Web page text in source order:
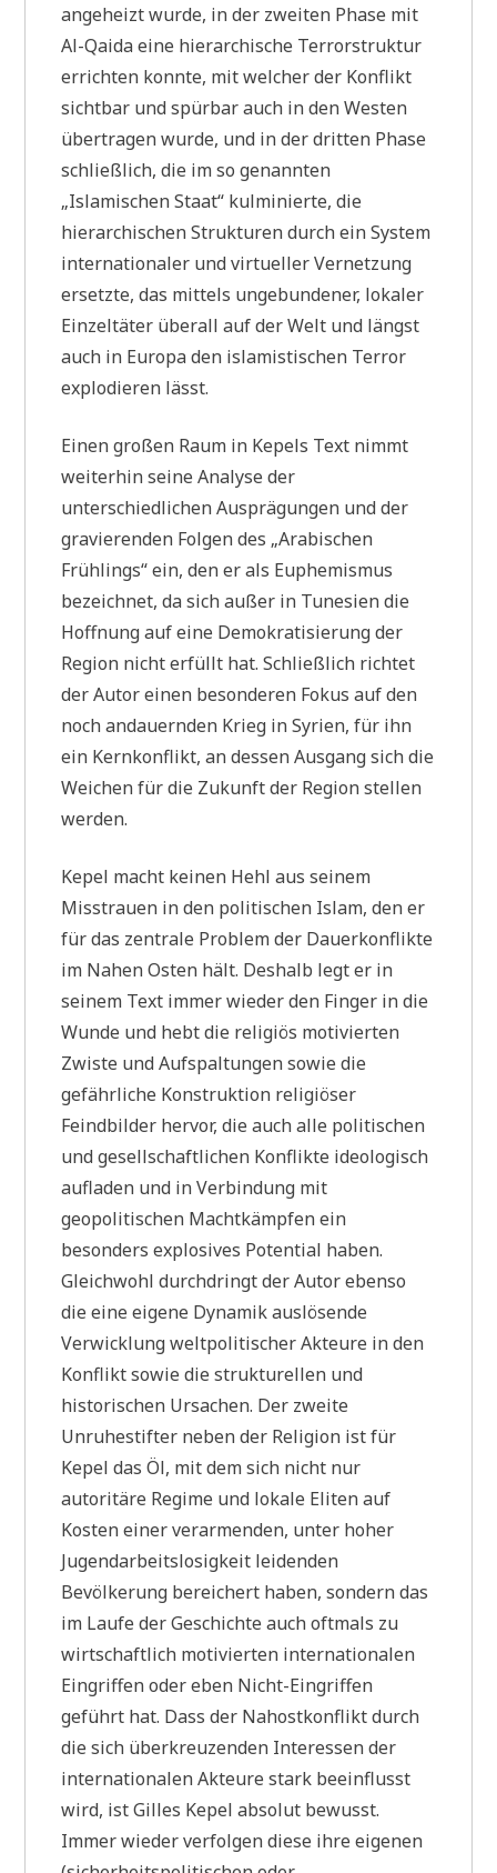
angeheizt wurde, in der zweiten Phase mit
Al-Qaida eine hierarchische Terrorstruktur
errichten konnte, mit welcher der Konflikt
sichtbar und spürbar auch in den Westen
übertragen wurde, und in der dritten Phase
schließlich, die im so genannten
„Islamischen Staat“ kulminierte, die
hierarchischen Strukturen durch ein System
internationaler und virtueller Vernetzung
ersetzte, das mittels ungebundener, lokaler
Einzeltäter überall auf der Welt und längst
auch in Europa den islamistischen Terror
explodieren lässt.
Einen großen Raum in Kepels Text nimmt
weiterhin seine Analyse der
unterschiedlichen Ausprägungen und der
gravierenden Folgen des „Arabischen
Frühlings“ ein, den er als Euphemismus
bezeichnet, da sich außer in Tunesien die
Hoffnung auf eine Demokratisierung der
Region nicht erfüllt hat. Schließlich richtet
der Autor einen besonderen Fokus auf den
noch andauernden Krieg in Syrien, für ihn
ein Kernkonflikt, an dessen Ausgang sich die
Weichen für die Zukunft der Region stellen
werden.
Kepel macht keinen Hehl aus seinem
Misstrauen in den politischen Islam, den er
für das zentrale Problem der Dauerkonflikte
im Nahen Osten hält. Deshalb legt er in
seinem Text immer wieder den Finger in die
Wunde und hebt die religiös motivierten
Zwiste und Aufspaltungen sowie die
gefährliche Konstruktion religiöser
Feindbilder hervor, die auch alle politischen
und gesellschaftlichen Konflikte ideologisch
aufladen und in Verbindung mit
geopolitischen Machtkämpfen ein
besonders explosives Potential haben.
Gleichwohl durchdringt der Autor ebenso
die eine eigene Dynamik auslösende
Verwicklung weltpolitischer Akteure in den
Konflikt sowie die strukturellen und
historischen Ursachen. Der zweite
Unruhestifter neben der Religion ist für
Kepel das Öl, mit dem sich nicht nur
autoritäre Regime und lokale Eliten auf
Kosten einer verarmenden, unter hoher
Jugendarbeitslosigkeit leidenden
Bevölkerung bereichert haben, sondern das
im Laufe der Geschichte auch oftmals zu
wirtschaftlich motivierten internationalen
Eingriffen oder eben Nicht-Eingriffen
geführt hat. Dass der Nahostkonflikt durch
die sich überkreuzenden Interessen der
internationalen Akteure stark beeinflusst
wird, ist Gilles Kepel absolut bewusst.
Immer wieder verfolgen diese ihre eigenen